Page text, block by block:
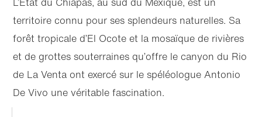
territoire connu pour ses splendeurs naturelles. Sa
forêt tropicale d’El Ocote et la mosaïque de rivières
et de grottes souterraines qu’offre le canyon du Rio
de La Venta ont exercé sur le spéléologue Antonio
De Vivo une véritable fascination.